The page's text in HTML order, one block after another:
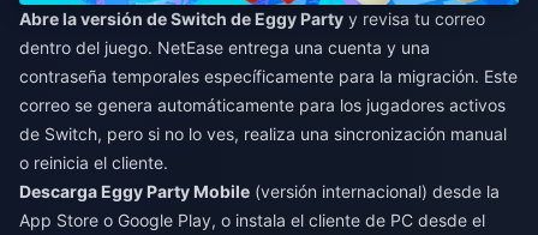
Abre la versión de Switch de Eggy Party y revisa tu correo
dentro del juego. NetEase entrega una cuenta y una
contraseña temporales específicamente para la migración. Este
correo se genera automáticamente para los jugadores activos
de Switch, pero si no lo ves, realiza una sincronización manual
o reinicia el cliente.
Descarga Eggy Party Mobile (versión internacional) desde la
App Store o Google Play, o instala el cliente de PC desde el